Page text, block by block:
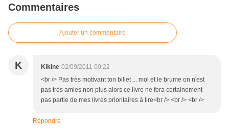
Commentaires
Ajouter un commentaire
K Kikine 02/09/2011 00:22
<br /> Pas très motivant ton billet ... moi et le brume on n'est
pas très amies non plus alors ce livre ne fera certainement
pas partie de mes livres prioritaires à lire<br /> <br /> <br />
Répondre